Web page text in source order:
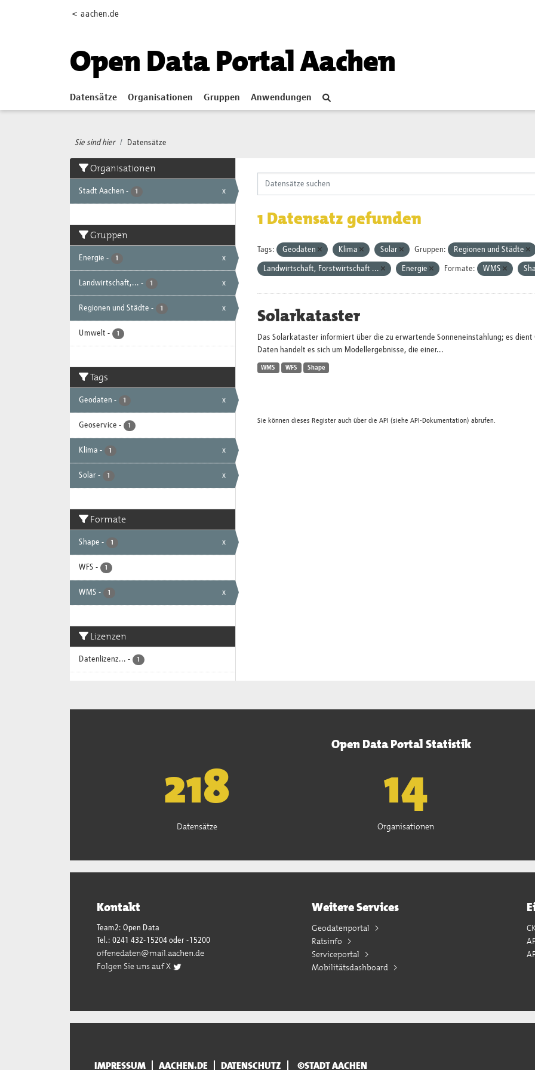
< aachen.de
Open Data Portal Aachen
Datensätze Organisationen Gruppen Anwendungen
Sie sind hier Datensätze
Organisationen
Stadt Aachen - 1 x
Gruppen
Energie - 1 x
Landwirtschaft,... - 1 x
Regionen und Städte - 1 x
Umwelt - 1
Tags
Geodaten - 1 x
Geoservice - 1
Klima - 1 x
Solar - 1 x
Formate
Shape - 1 x
WFS - 1
WMS - 1 x
Lizenzen
Datenlizenz... - 1
1 Datensatz gefunden
Tags: Geodaten Klima Solar Gruppen: Regionen und Städte
Landwirtschaft, Forstwirtschaft ... Energie Formate: WMS
Solarkataster
Das Solarkataster informiert über die zu erwartende Sonneneinstahlung; es
Daten handelt es sich um Modellergebnisse, die einer...
WMS WFS Shape
Sie können dieses Register auch über die API (siehe API-Dokumentation) abrufen.
Open Data Portal Statistik
221
Datensätze
15
Organisationen
Kontakt
Team2: Open Data
Tel.: 0241 432-15204 oder -15200
offenedaten@mail.aachen.de
Folgen Sie uns auf X
Weitere Services
Geodatenportal
Ratsinfo
Serviceportal
Mobilitätsdashboard
IMPRESSUM AACHEN.DE DATENSCHUTZ ©STADT AACHEN